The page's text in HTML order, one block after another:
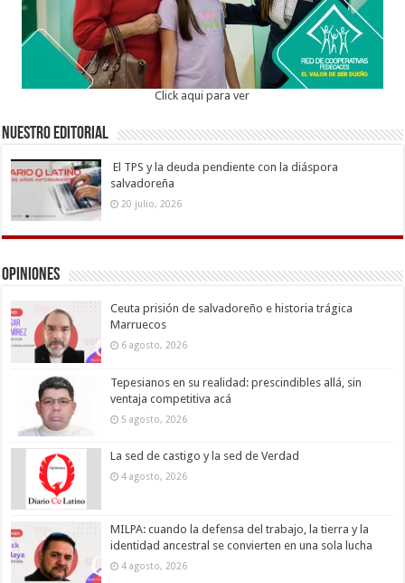
Click aqui para ver
Nuestro Editorial
El TPS y la deuda pendiente con la diáspora
salvadoreña
20 julio, 2026
Opiniones
Ceuta prisión de salvadoreño e historia trágica
Marruecos
6 agosto, 2026
Tepesianos en su realidad: prescindibles allá, sin
ventaja competitiva acá
5 agosto, 2026
La sed de castigo y la sed de Verdad
4 agosto, 2026
MILPA: cuando la defensa del trabajo, la tierra y la
identidad ancestral se convierten en una sola lucha
4 agosto, 2026